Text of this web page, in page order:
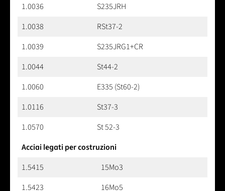
1.0036
S235JRH
1.0038
RSt37-2
1.0039
S235JRG1+CR
1.0044
St44-2
1.0060
E335 (St60-2)
1.0116
St37-3
1.0570
St 52-3
Acciai legati per costruzioni
1.5415
15Mo3
1.5423
16Mo5